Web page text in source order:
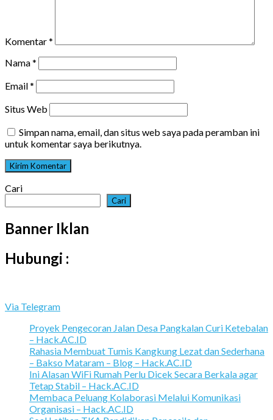
Komentar*
Nama*
Email*
Situs Web
Simpan nama, email, dan situs web saya pada peramban ini
untuk komentar saya berikutnya.
Cari
Cari
Banner Iklan
Hubungi :
Via Telegram
Proyek Pengecoran Jalan Desa Pangkalan Curi Ketebalan
– Hack.AC.ID
Rahasia Membuat Tumis Kangkung Lezat dan Sederhana
– Bakso Mataram – Blog – Hack.AC.ID
Ini Alasan WiFi Rumah Perlu Dicek Secara Berkala agar
Tetap Stabil – Hack.AC.ID
Membaca Peluang Kolaborasi Melalui Komunikasi
Organisasi – Hack.AC.ID